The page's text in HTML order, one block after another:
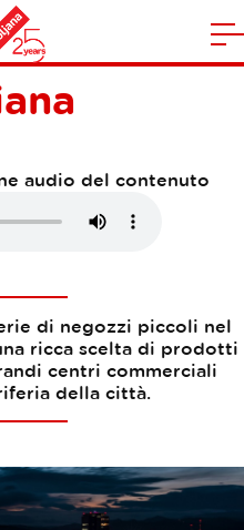
la
a
audio del contenuto
di negozzi piccoli nel
ricca scelta di prodotti
centri commerciali
della città.